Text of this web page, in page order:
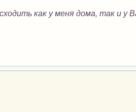
как у меня дома, так и у